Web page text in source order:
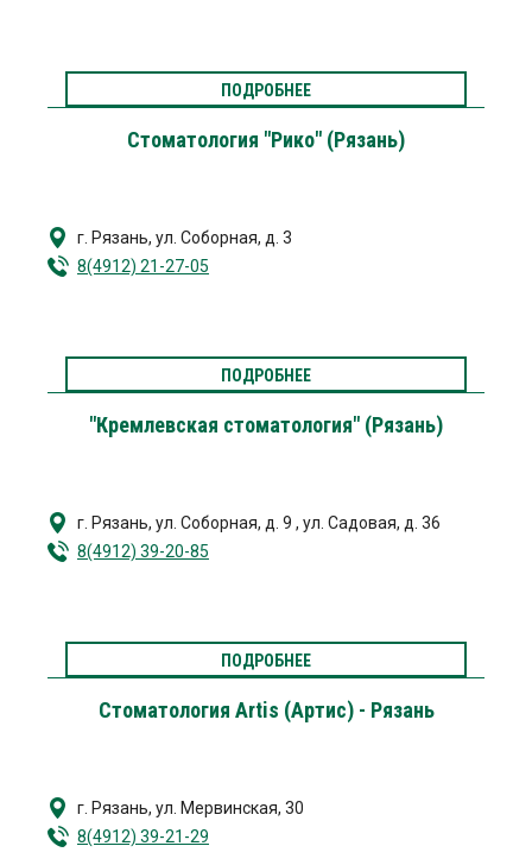
ПОДРОБНЕЕ
Стоматология "Рико" (Рязань)
г. Рязань, ул. Соборная, д. 3
8(4912) 21-27-05
ПОДРОБНЕЕ
"Кремлевская стоматология" (Рязань)
г. Рязань, ул. Соборная, д. 9 , ул. Садовая, д. 36
8(4912) 39-20-85
ПОДРОБНЕЕ
Стоматология Artis (Артис) - Рязань
г. Рязань, ул. Мервинская, 30
8(4912) 39-21-29